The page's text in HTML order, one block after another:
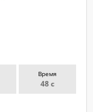
Время
48 с